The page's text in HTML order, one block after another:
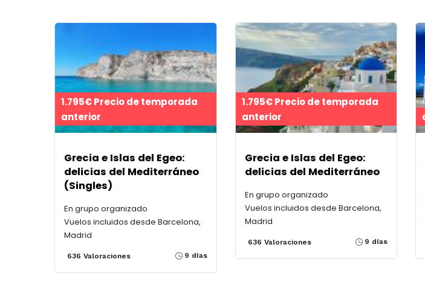
1.795€ Precio de temporada
anterior
Grecia e Islas del Egeo:
delicias del Mediterráneo
(Singles)
En grupo organizado
Vuelos incluidos desde Barcelona,
Madrid
636 Valoraciones 9 días
1.795€ Precio de temporada
anterior
Grecia e Islas del Egeo:
delicias del Mediterráneo
En grupo organizado
Vuelos incluidos desde Barcelona,
Madrid
636 Valoraciones 9 días